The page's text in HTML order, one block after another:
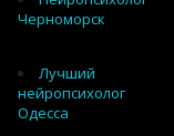
Черноморск
Лучший
нейропсихолог
Одесса